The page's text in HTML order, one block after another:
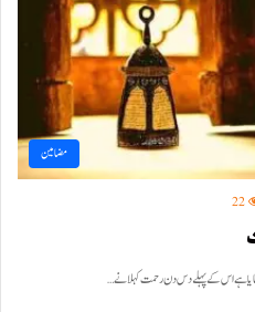
مضامین
22
ہے اس کے پہلے دس دن رحمت کہلانے…